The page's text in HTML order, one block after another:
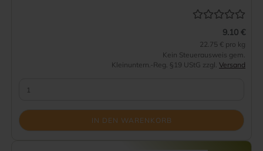
9.10 €
22.75 € pro kg
Kein Steuerausweis gem.
Kleinuntern.-Reg. §19 UStG zzgl. Versand
IN DEN WARENKORB